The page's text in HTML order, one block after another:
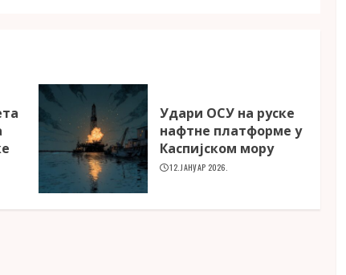
Удари ОСУ на руске
нафтне платформе у
Каспијском мору
12. ЈАНУАР 2026.